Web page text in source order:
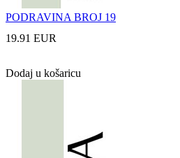
PODRAVINA BROJ 19
19.91 EUR
Dodaj u košaricu